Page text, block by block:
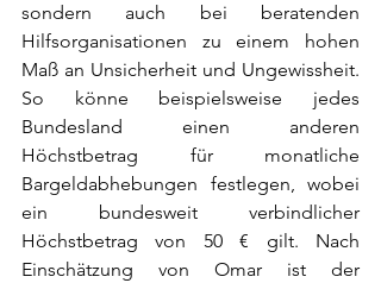
sondern auch bei beratenden
Hilfsorganisationen zu einem hohen
Maß an Unsicherheit und Ungewissheit.
So könne beispielsweise jedes
Bundesland einen anderen
Höchstbetrag für monatliche
Bargeldabhebungen festlegen, wobei
ein bundesweit verbindlicher
Höchstbetrag von 50 € gilt. Nach
Einschätzung von Omar ist der